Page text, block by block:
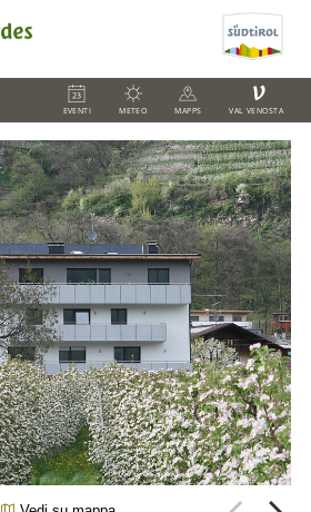
EVENTI METEO MAPPS
V
VAL VENOSTA